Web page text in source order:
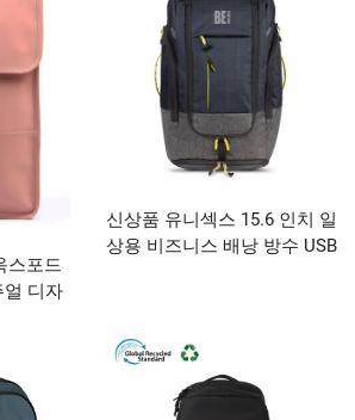
스포드
얼 디자
신상품 유니섹스 15.6 인치 일
상용 비즈니스 배낭 방수 USB